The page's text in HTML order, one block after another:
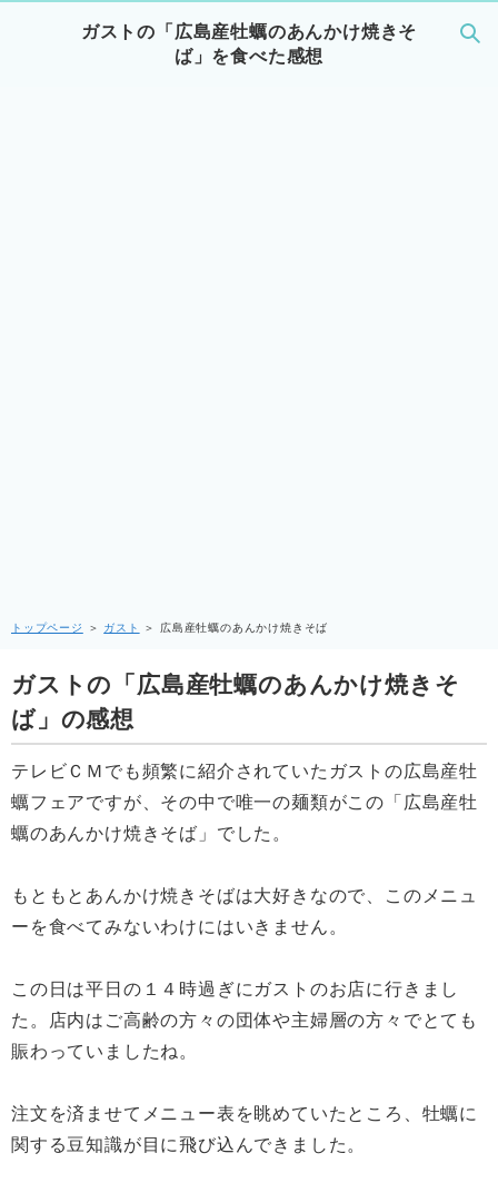
ガストの「広島産牡蠣のあんかけ焼きそ
ば」を食べた感想
トップページ ＞ ガスト ＞ 広島産牡蠣のあんかけ焼きそば
ガストの「広島産牡蠣のあんかけ焼きそ
ば」の感想
テレビＣＭでも頻繁に紹介されていたガストの広島産牡
蠣フェアですが、その中で唯一の麺類がこの「広島産牡
蠣のあんかけ焼きそば」でした。
もともとあんかけ焼きそばは大好きなので、このメニュ
ーを食べてみないわけにはいきません。
この日は平日の１４時過ぎにガストのお店に行きまし
た。店内はご高齢の方々の団体や主婦層の方々でとても
賑わっていましたね。
注文を済ませてメニュー表を眺めていたところ、牡蠣に
関する豆知識が目に飛び込んできました。